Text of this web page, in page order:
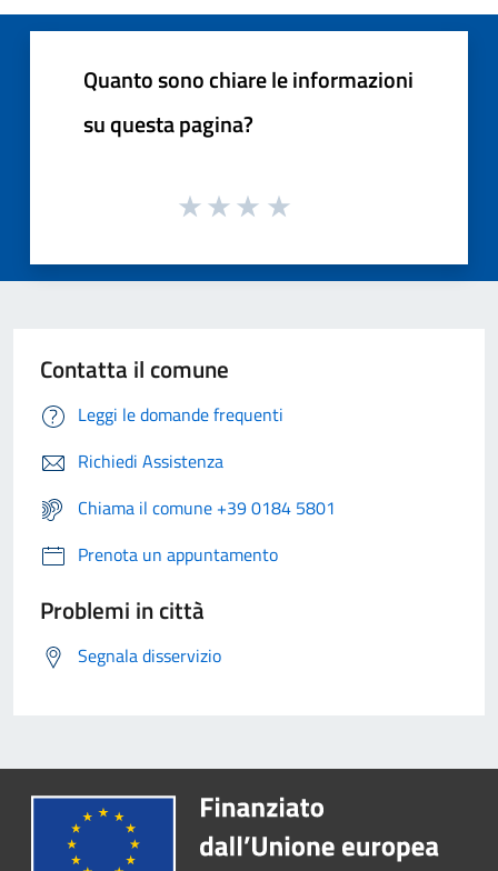
Quanto sono chiare le informazioni
su questa pagina?
Contatta il comune
Leggi le domande frequenti
Richiedi Assistenza
Chiama il comune +39 0184 5801
Prenota un appuntamento
Problemi in città
Segnala disservizio